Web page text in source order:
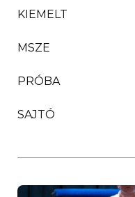
KIEMELT
MSZE
PRÓBA
SAJTÓ